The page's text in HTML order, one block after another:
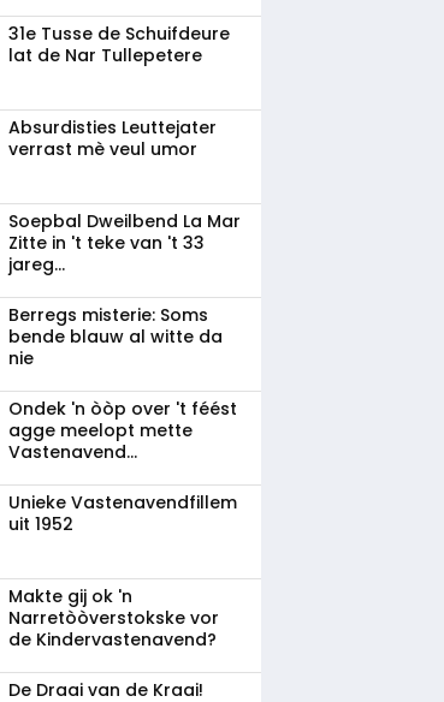
31e Tusse de Schuifdeure
lat de Nar Tullepetere
Absurdisties Leuttejater
verrast mè veul umor
Soepbal Dweilbend La Mar
Zitte in 't teke van 't 33
jareg...
Berregs misterie: Soms
bende blauw al witte da
nie
Ondek 'n òòp over 't féést
agge meelopt mette
Vastenavend...
Unieke Vastenavendfillem
uit 1952
Makte gij ok 'n
Narretòòverstokske vor
de Kindervastenavend?
De Draai van de Kraai!